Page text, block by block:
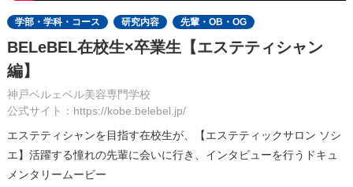
学部・学科・コース 研究内容 先輩・OB・OG
BELeBEL在校生×卒業生【エステティシャン
編】
神戸ベルェベル美容専門学校
公式サイト：https://kobe.belebel.jp/
エステティシャンを目指す在校生が、【エステティックサロン ソシ
エ】活躍する憧れの先輩に会いに行き、インタビューを行うドキュ
メンタリームービー